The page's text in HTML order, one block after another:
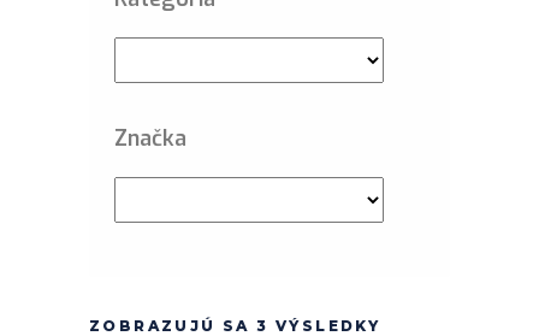
Značka
ZOBRAZUJÚ SA 3 VÝSLEDKY